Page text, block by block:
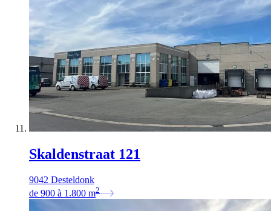
Skaldenstraat 121
9042 Desteldonk
de 900 à 1.800 m2